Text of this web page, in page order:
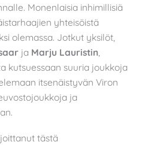
Monenlaisia inhimillisiä
yhteisöistä
olemassa. Jotkut yksilöt,
ja Marju Lauristin
kutsuessaan suuria joukkoja
itsenäistyvän Viron
ja
tästä